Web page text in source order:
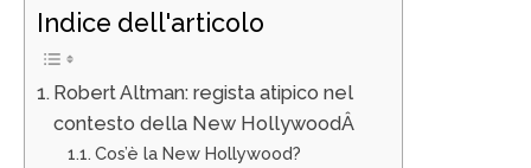
Indice dell'articolo
Robert Altman: regista atipico nel
contesto della New HollywoodÂ
Cos’è la New Hollywood?